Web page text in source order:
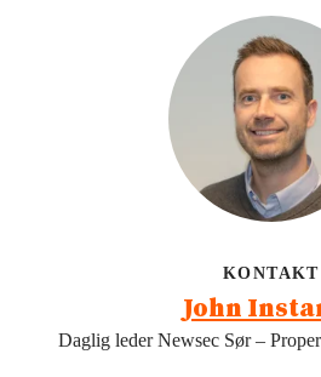
KONTAKT
John
Daglig leder Newsec Sør –